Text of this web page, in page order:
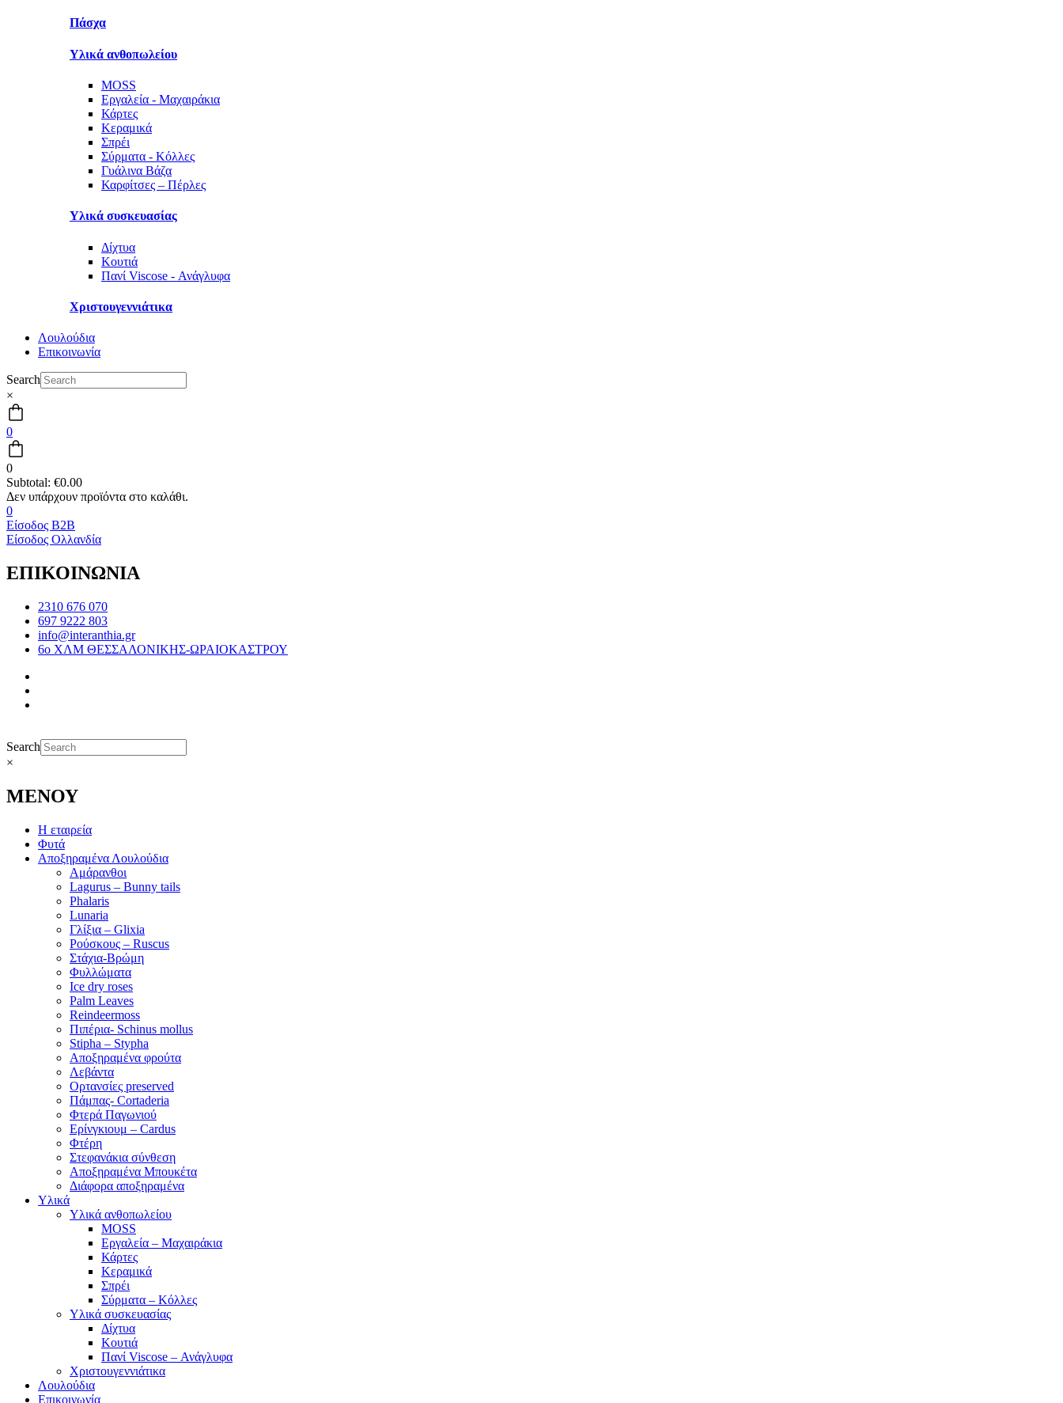
Πάσχα
Υλικά ανθοπωλείου
MOSS
Εργαλεία - Μαχαιράκια
Κάρτες
Κεραμικά
Σπρέι
Σύρματα - Κόλλες
Γυάλινα Βάζα
Καρφίτσες – Πέρλες
Υλικά συσκευασίας
Δίχτυα
Κουτιά
Πανί Viscose - Ανάγλυφα
Χριστουγεννιάτικα
Λουλούδια
Επικοινωνία
Search
×
0
0
Subtotal: €0.00
0
Είσοδος B2B
Είσοδος Ολλανδία
ΕΠΙΚΟΙΝΩΝΙΑ
2310 676 070
697 9222 803
info@interanthia.gr
6ο ΧΛΜ ΘΕΣΣΑΛΟΝΙΚΗΣ-ΩΡΑΙΟΚΑΣΤΡΟΥ
Search
×
ΜΕΝΟΥ
Η εταιρεία
Φυτά
Αποξηραμένα Λουλούδια
Αμάρανθοι
Lagurus – Bunny tails
Phalaris
Lunaria
Γλίξια – Glixia
Ρούσκους – Ruscus
Στάχια-Βρώμη
Φυλλώματα
Ice dry roses
Palm Leaves
Reindeermoss
Πιπέρια- Schinus mollus
Stipha – Stypha
Αποξηραμένα φρούτα
Λεβάντα
Ορτανσίες preserved
Πάμπας- Cortaderia
Φτερά Παγωνιού
Ερίνγκιουμ – Cardus
Φτέρη
Στεφανάκια σύνθεση
Αποξηραμένα Μπουκέτα
Διάφορα αποξηραμένα
Υλικά
Υλικά ανθοπωλείου
MOSS
Εργαλεία – Μαχαιράκια
Κάρτες
Κεραμικά
Σπρέι
Σύρματα – Κόλλες
Υλικά συσκευασίας
Δίχτυα
Κουτιά
Πανί Viscose – Ανάγλυφα
Χριστουγεννιάτικα
Λουλούδια
Επικοινωνία